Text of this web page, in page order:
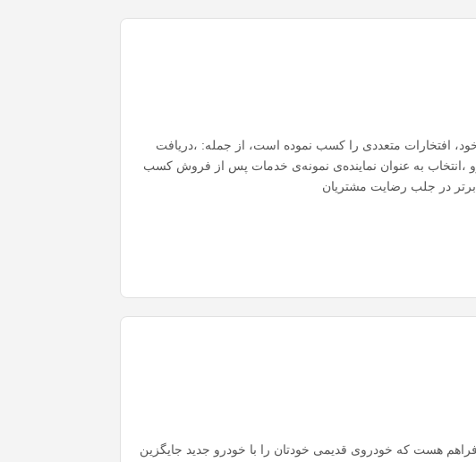
افتخارات متعددی را کسب نموده است، از جمله: ،دریافت
،انتخاب به عنوان نماینده‌ی نمونه‌ی خدمات پس از فروش کسب
برتر در جلب رضایت مشتریان
هست که خودروی قدیمی خودتان را با خودرو جدید جایگزین